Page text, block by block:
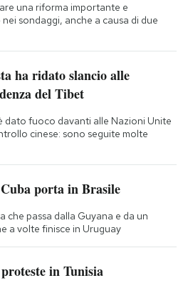
una riforma importante e
sondaggi, anche a causa di due
ha ridato slancio alle
del Tibet
dato fuoco davanti alle Nazioni Unite
cinese: sono seguite molte
porta in Brasile
che passa dalla Guyana e da un
a volte finisce in Uruguay
in Tunisia